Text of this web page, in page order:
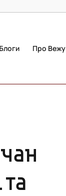
Блоги Про Вежу